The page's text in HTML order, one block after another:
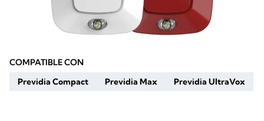
COMPATIBLE CON
Previdia Compact
Previdia Max Previdia UltraVox